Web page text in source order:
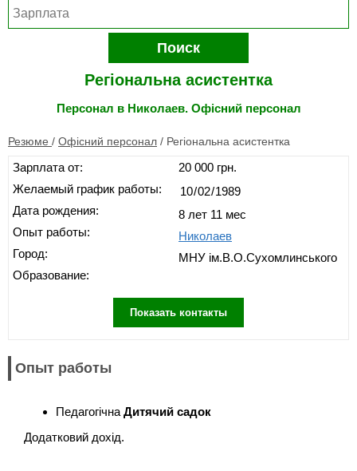
Поиск
Регіональна асистентка
Персонал в Николаев. Офісний персонал
Резюме / Офісний персонал / Регіональна асистентка
Зарплата от:
Желаемый график работы:
Дата рождения:
Опыт работы:
Город:
Образование:
20 000 грн.
8 лет 11 мес
Николаев
МНУ ім.В.О.Сухомлинського
Показать контакты
Опыт работы
Педагогічна Дитячий садок
Додатковий дохід.